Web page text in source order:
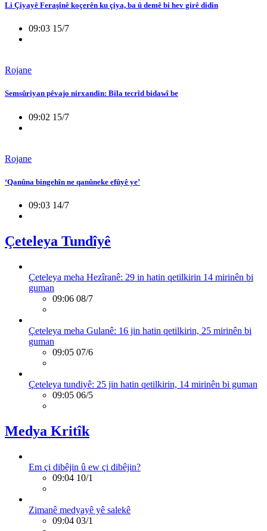
Li Çiyayê Feraşînê koçerên ku çiya, ba û demê bi hev girê didin
09:03 15/7
Rojane
Semsûriyan pêvajo nirxandin: Bila tecrîd bidawî be
09:02 15/7
Rojane
‘Qanûna bingehîn ne qanûneke efûyê ye’
09:03 14/7
Çeteleya Tundîyê
Çeteleya meha Hezîranê: 29 in hatin qetilkirin 14 mirinên bi
guman
09:06 08/7
Çeteleya meha Gulanê: 16 jin hatin qetilkirin, 25 mirinên bi
guman
09:05 07/6
Çeteleya tundiyê: 25 jin hatin qetilkirin, 14 mirinên bi guman
09:05 06/5
Medya Kritîk
Em çi dibêjin û ew çi dibêjin?
09:04 10/1
Zimanê medyayê yê salekê
09:04 03/1